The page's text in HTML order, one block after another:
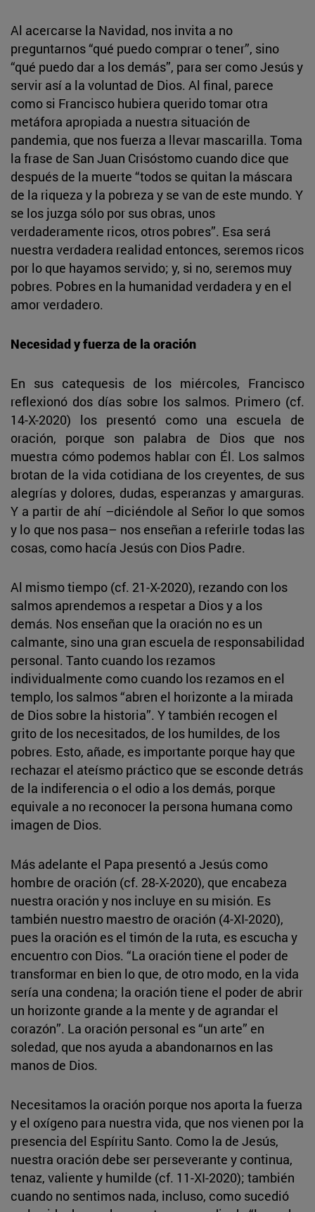
Al acercarse la Navidad, nos invita a no
preguntarnos “qué puedo comprar o tener”, sino
“qué puedo dar a los demás”, para ser como Jesús y
servir así a la voluntad de Dios. Al final, parece
como si Francisco hubiera querido tomar otra
metáfora apropiada a nuestra situación de
pandemia, que nos fuerza a llevar mascarilla. Toma
la frase de San Juan Crisóstomo cuando dice que
después de la muerte “todos se quitan la máscara
de la riqueza y la pobreza y se van de este mundo. Y
se los juzga sólo por sus obras, unos
verdaderamente ricos, otros pobres”. Esa será
nuestra verdadera realidad entonces, seremos ricos
por lo que hayamos servido; y, si no, seremos muy
pobres. Pobres en la humanidad verdadera y en el
amor verdadero.
Necesidad y fuerza de la oración
En sus catequesis de los miércoles, Francisco
reflexionó dos días sobre los salmos. Primero (cf.
14-X-2020) los presentó como una escuela de
oración, porque son palabra de Dios que nos
muestra cómo podemos hablar con Él. Los salmos
brotan de la vida cotidiana de los creyentes, de sus
alegrías y dolores, dudas, esperanzas y amarguras.
Y a partir de ahí –diciéndole al Señor lo que somos
y lo que nos pasa– nos enseñan a referirle todas las
cosas, como hacía Jesús con Dios Padre.
Al mismo tiempo (cf. 21-X-2020), rezando con los
salmos aprendemos a respetar a Dios y a los
demás. Nos enseñan que la oración no es un
calmante, sino una gran escuela de responsabilidad
personal. Tanto cuando los rezamos
individualmente como cuando los rezamos en el
templo, los salmos “abren el horizonte a la mirada
de Dios sobre la historia”. Y también recogen el
grito de los necesitados, de los humildes, de los
pobres. Esto, añade, es importante porque hay que
rechazar el ateísmo práctico que se esconde detrás
de la indiferencia o el odio a los demás, porque
equivale a no reconocer la persona humana como
imagen de Dios.
Más adelante el Papa presentó a Jesús como
hombre de oración (cf. 28-X-2020), que encabeza
nuestra oración y nos incluye en su misión. Es
también nuestro maestro de oración (4-XI-2020),
pues la oración es el timón de la ruta, es escucha y
encuentro con Dios. “La oración tiene el poder de
transformar en bien lo que, de otro modo, en la vida
sería una condena; la oración tiene el poder de abrir
un horizonte grande a la mente y de agrandar el
corazón”. La oración personal es “un arte” en
soledad, que nos ayuda a abandonarnos en las
manos de Dios.
Necesitamos la oración porque nos aporta la fuerza
y el oxígeno para nuestra vida, que nos vienen por la
presencia del Espíritu Santo. Como la de Jesús,
nuestra oración debe ser perseverante y continua,
tenaz, valiente y humilde (cf. 11-XI-2020); también
cuando no sentimos nada, incluso, como sucedió